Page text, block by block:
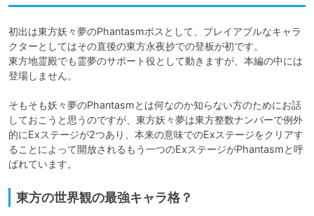
初出は東方妖々夢のPhantasmボスとして、プレイアブルなキャラ
クターとしてはその直後の東方永夜抄での登板が初です。
東方地霊殿でも霊夢のサポート役として動きますが、本編の中には
登場しません。
そもそも妖々夢のPhantasmとは何なのか知らない方のためにお話
しておこうと思うのですが、東方妖々夢は東方整数ナンバーで例外
的にExステージが2つあり、本来の意味でのExステージをクリアす
ることによって開放されるもう一つのExステージがPhantasmと呼
ばれています。
東方の世界観の最強キャラ格？